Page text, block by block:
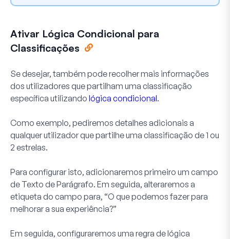
Ativar Lógica Condicional para
Classificações
Se desejar, também pode recolher mais informações
dos utilizadores que partilham uma classificação
específica utilizando lógica condicional.
Como exemplo, pediremos detalhes adicionais a
qualquer utilizador que partilhe uma classificação de 1 ou
2 estrelas.
Para configurar isto, adicionaremos primeiro um campo
de Texto de Parágrafo. Em seguida, alteraremos a
etiqueta do campo para, “O que podemos fazer para
melhorar a sua experiência?”
Em seguida, configuraremos uma regra de lógica